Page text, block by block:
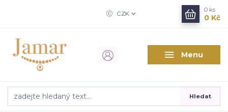
Menu
CZK
Hledat
0 ks
0 Kč